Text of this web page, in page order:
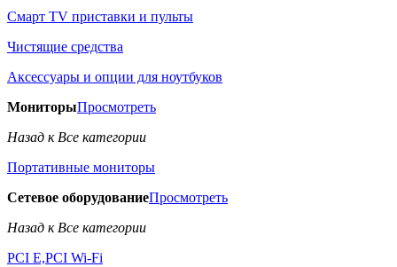
Смарт TV приставки и пульты
Чистящие средства
Аксессуары и опции для ноутбуков
МониторыПросмотреть
Назад к Все категории
Портативные мониторы
Сетевое оборудованиеПросмотреть
Назад к Все категории
PCI E,PCI Wi-Fi